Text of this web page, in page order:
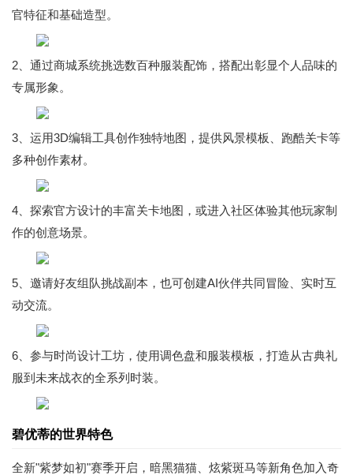
官特征和基础造型。
2、通过商城系统挑选数百种服装配饰，搭配出彰显个人品味的
专属形象。
3、运用3D编辑工具创作独特地图，提供风景模板、跑酷关卡等
多种创作素材。
4、探索官方设计的丰富关卡地图，或进入社区体验其他玩家制
作的创意场景。
5、邀请好友组队挑战副本，也可创建AI伙伴共同冒险、实时互
动交流。
6、参与时尚设计工坊，使用调色盘和服装模板，打造从古典礼
服到未来战衣的全系列时装。
碧优蒂的世界特色
全新"紫梦如初"赛季开启，暗黑猫猫、炫紫斑马等新角色加入奇